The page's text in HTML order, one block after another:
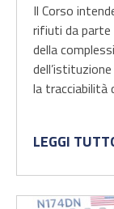
Il Corso
rifiuti da parte
della
la tracciabilità
LEGGI